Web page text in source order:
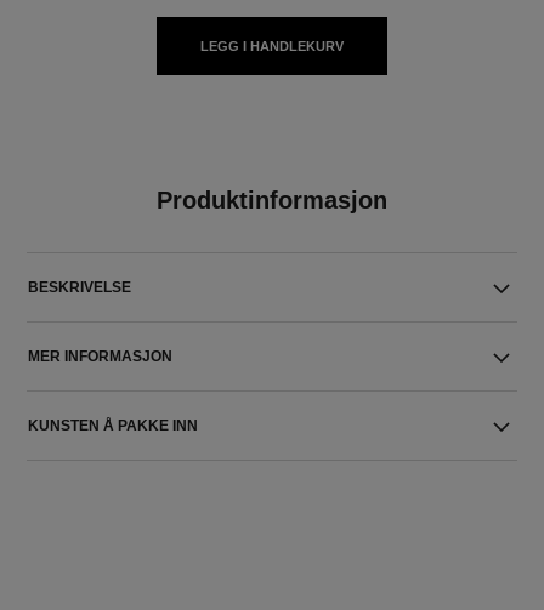
LEGG I HANDLEKURV
Produktinformasjon
BESKRIVELSE
MER INFORMASJON
KUNSTEN Å PAKKE INN